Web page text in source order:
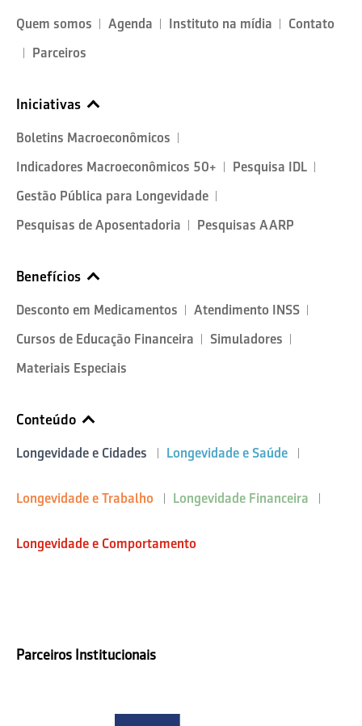
Quem somos Agenda Instituto na mídia
Contato
Parceiros
Iniciativas
Boletins Macroeconômicos
Indicadores Macroeconômicos 50+
Pesquisa IDL
Gestão Pública para Longevidade
Pesquisas de Aposentadoria
Pesquisas AARP
Benefícios
Desconto em Medicamentos
Atendimento INSS
Cursos de Educação Financeira
Simuladores
Materiais Especiais
Conteúdo
Longevidade e Cidades Longevidade e Saúde
Longevidade e Trabalho Longevidade Financeira
Longevidade e Comportamento
Parceiros Institucionais